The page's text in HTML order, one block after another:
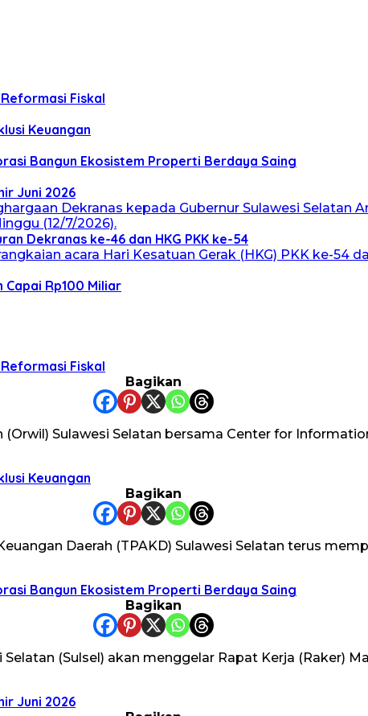
Fiskal
Keuangan
Bangun Ekosistem Properti Berdaya Saing
Juni 2026
Dekranas ke-46 dan HKG PKK ke-54
Rp100 Miliar
Fiskal
Bagikan
(Orwil) Sulawesi Selatan bersama Center for
Keuangan
Bagikan
Daerah (TPAKD) Sulawesi Selatan terus
Bangun Ekosistem Properti Berdaya Saing
Bagikan
Selatan (Sulsel) akan menggelar Rapat Kerja (Raker)
Juni 2026